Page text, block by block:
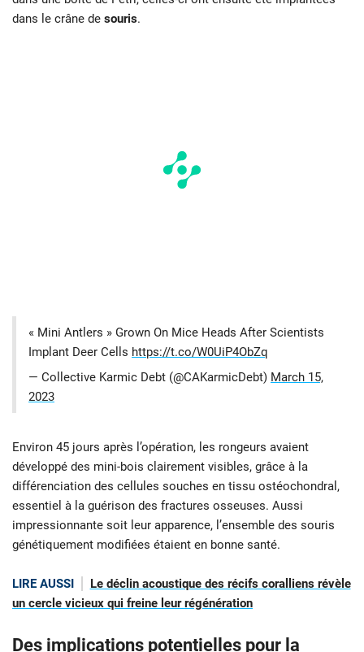
dans le crâne de souris.
« Mini Antlers » Grown On Mice Heads After Scientists
Implant Deer Cells https://t.co/W0UiP4ObZq
— Collective Karmic Debt (@CAKarmicDebt) March 15,
2023
Environ 45 jours après l’opération, les rongeurs avaient
développé des mini-bois clairement visibles, grâce à la
différenciation des cellules souches en tissu ostéochondral,
essentiel à la guérison des fractures osseuses. Aussi
impressionnante soit leur apparence, l’ensemble des souris
génétiquement modifiées étaient en bonne santé.
LIRE AUSSI
Le déclin acoustique des récifs coralliens révèle
un cercle vicieux qui freine leur régénération
Des implications potentielles pour la